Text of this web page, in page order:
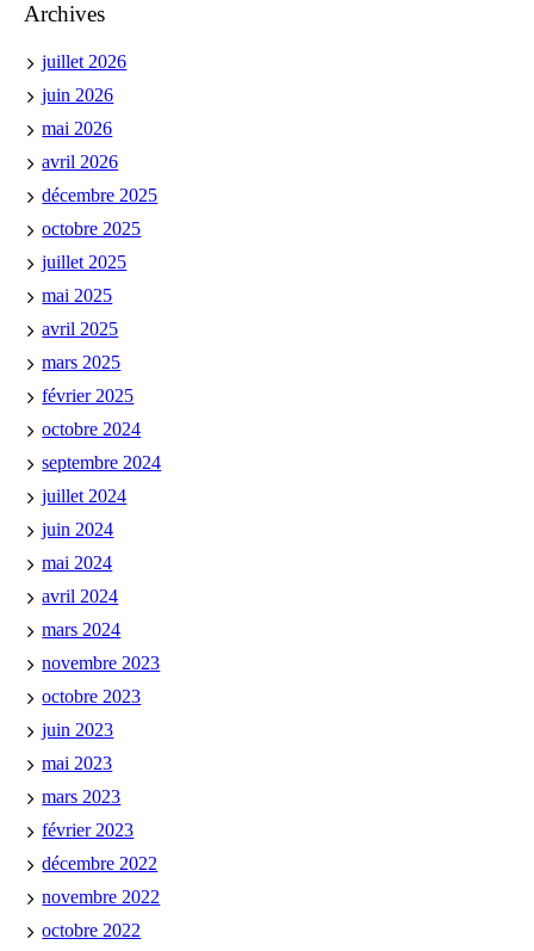
Archives
juillet 2026
juin 2026
mai 2026
avril 2026
décembre 2025
octobre 2025
juillet 2025
mai 2025
avril 2025
mars 2025
février 2025
octobre 2024
septembre 2024
juillet 2024
juin 2024
mai 2024
avril 2024
mars 2024
novembre 2023
octobre 2023
juin 2023
mai 2023
mars 2023
février 2023
décembre 2022
novembre 2022
octobre 2022